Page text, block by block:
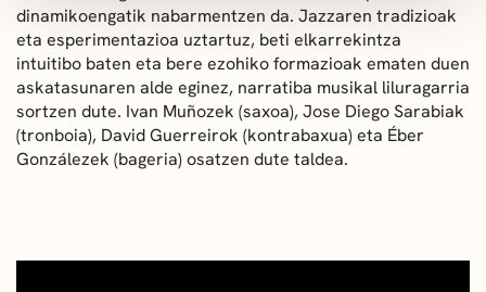
dinamikoengatik nabarmentzen da. Jazzaren tradizioak
eta esperimentazioa uztartuz, beti elkarrekintza
intuitibo baten eta bere ezohiko formazioak ematen duen
askatasunaren alde eginez, narratiba musikal liluragarria
sortzen dute. Ivan Muñozek (saxoa), Jose Diego Sarabiak
(tronboia), David Guerreirok (kontrabaxua) eta Éber
Gonzálezek (bageria) osatzen dute taldea.